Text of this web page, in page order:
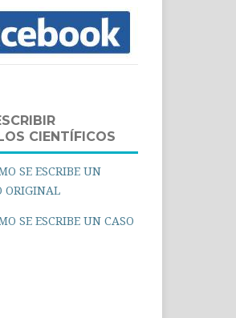
CIENTÍFICOS
SE ESCRIBE UN
ORIGINAL
SE ESCRIBE UN CASO